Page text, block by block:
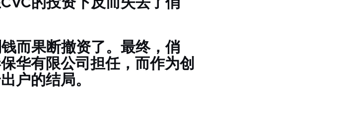
而果断撤资了。最终，俏
华有限公司担任，而作为创
户的结局。